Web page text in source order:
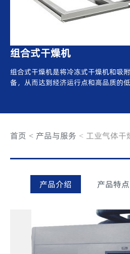
组合式干燥机
组合式干燥机是将冷冻式干燥机和吸
备，从而达到经济运行点和高品质的低
首页 产品与服务 工业气体干
产品介绍 产品特点